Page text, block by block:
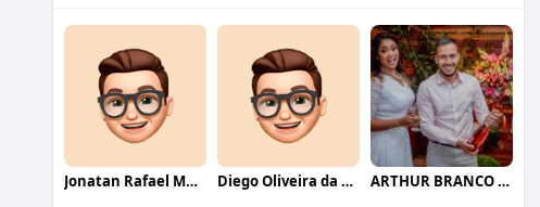
Jonatan Rafael Mello Diego Oliveira da Motta ARTHUR BRANCO FERNANDES